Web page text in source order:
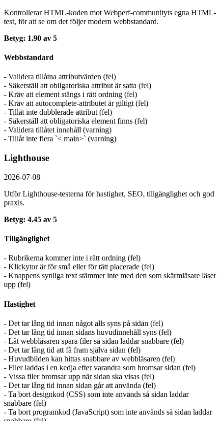
Kontrollerar HTML-koden mot Webperf-communityts egna HTML-
test, för att se om det följer modern webbstandard.
Betyg: 1.90 av 5
Webbstandard
- Validera tillåtna attributvärden (fel)
- Säkerställ att obligatoriska attribut är satta (fel)
- Kräv att element stängs i rätt ordning (fel)
- Kräv att autocomplete-attributet är giltigt (fel)
- Tillåt inte dubblerade attribut (fel)
- Säkerställ att obligatoriska element finns (fel)
- Validera tillåtet innehåll (varning)
- Tillåt inte flera `< main>` (varning)
Lighthouse
2026-07-08
Utför Lighthouse-testerna för hastighet, SEO, tillgänglighet och god
praxis.
Betyg: 4.45 av 5
Tillgänglighet
- Rubrikerna kommer inte i rätt ordning (fel)
- Klickytor är för små eller för tätt placerade (fel)
- Knappens synliga text stämmer inte med den som skärmläsare läser
upp (fel)
Hastighet
- Det tar lång tid innan något alls syns på sidan (fel)
- Det tar lång tid innan sidans huvudinnehåll syns (fel)
- Låt webbläsaren spara filer så sidan laddar snabbare (fel)
- Det tar lång tid att få fram själva sidan (fel)
- Huvudbilden kan hittas snabbare av webbläsaren (fel)
- Filer laddas i en kedja efter varandra som bromsar sidan (fel)
- Vissa filer bromsar upp när sidan ska visas (fel)
- Det tar lång tid innan sidan går att använda (fel)
- Ta bort designkod (CSS) som inte används så sidan laddar
snabbare (fel)
- Ta bort programkod (JavaScript) som inte används så sidan laddar